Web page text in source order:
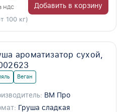
НДС
100 кг)
Добавить в корзину
ароматизатор сухой,
Веган
ВМ Про
Груша сладкая